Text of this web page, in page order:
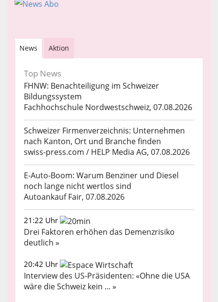
News Aktion
Top News
FHNW: Benachteiligung im Schweizer
Bildungssystem
Fachhochschule Nordwestschweiz, 07.08.2026
Schweizer Firmenverzeichnis: Unternehmen
nach Kanton, Ort und Branche finden
swiss-press.com / HELP Media AG, 07.08.2026
E-Auto-Boom: Warum Benziner und Diesel
noch lange nicht wertlos sind
Autoankauf Fair, 07.08.2026
21:22 Uhr
Drei Faktoren erhöhen das Demenzrisiko
deutlich »
20:42 Uhr
Interview des US-Präsidenten: «Ohne die USA
wäre die Schweiz kein ... »